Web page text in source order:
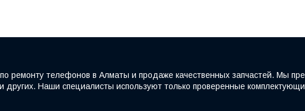
телефонов в Алматы и продаже качественных запчастей. Мы
других. Наши специалисты используют только проверенные